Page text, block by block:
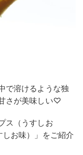
で溶けるような独
さが美味しい♡
ス（うすしお
お味）」をご紹介